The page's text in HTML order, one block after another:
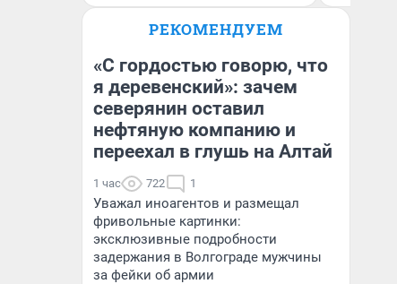
РЕКОМЕНДУЕМ
«С гордостью говорю, что
я деревенский»: зачем
северянин оставил
нефтяную компанию и
переехал в глушь на Алтай
1 час 722 1
Уважал иноагентов и размещал
фривольные картинки:
эксклюзивные подробности
задержания в Волгограде мужчины
за фейки об армии